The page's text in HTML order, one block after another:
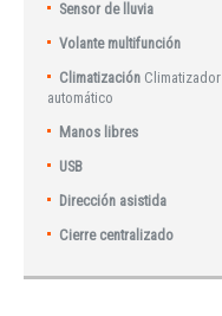
Sensor de lluvia
Volante multifunción
Climatización Climatizador
automático
Manos libres
USB
Dirección asistida
Cierre centralizado